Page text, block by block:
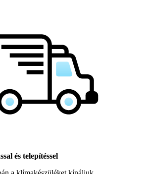
és telepítéssel